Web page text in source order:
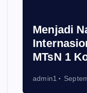
Menjadi
MTsN 1
admin1